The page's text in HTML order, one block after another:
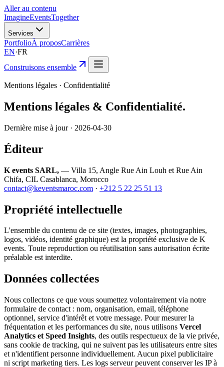
Aller au contenu
ImagineEventsTogether
Services
PortfolioÀ proposCarrières
EN·FR
Construisons ensemble
Mentions légales · Confidentialité
Mentions légales & Confidentialité.
Dernière mise à jour · 2026-04-30
Éditeur
K events SARL, — Villa 15, Angle Rue Ain Louh et Rue Ain
Chifa, CIL Casablanca, Morocco
contact@keventsmaroc.com · +212 5 22 25 51 13
Propriété intellectuelle
L'ensemble du contenu de ce site (textes, images, photographies,
logos, vidéos, identité graphique) est la propriété exclusive de K
events. Toute reproduction ou réutilisation sans autorisation écrite
préalable est interdite.
Données collectées
Nous collectons ce que vous soumettez volontairement via notre
formulaire de contact : nom, organisation, email, téléphone
optionnel, service d'intérêt et votre message. Pour mesurer la
fréquentation et les performances du site, nous utilisons Vercel
Analytics et Speed Insights, des outils respectueux de la vie privée,
sans cookie de tracking, qui ne suivent pas les utilisateurs entre sites
et n'identifient personne individuellement. Aucun pixel publicitaire
ni script marketing tiers. Les logs serveur peuvent conserver les IP à